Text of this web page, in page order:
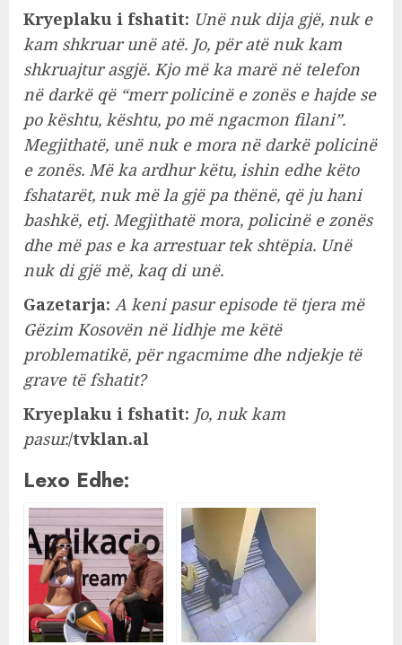
Kryeplaku i fshatit: Unë nuk dija gjë, nuk e
kam shkruar unë atë. Jo, për atë nuk kam
shkruajtur asgjë. Kjo më ka marë në telefon
në darkë që “merr policinë e zonës e hajde se
po kështu, kështu, po më ngacmon filani”.
Megjithatë, unë nuk e mora në darkë policinë
e zonës. Më ka ardhur këtu, ishin edhe këto
fshatarët, nuk më la gjë pa thënë, që ju hani
bashkë, etj. Megjithatë mora, policinë e zonës
dhe më pas e ka arrestuar tek shtëpia. Unë
nuk di gjë më, kaq di unë.
Gazetarja: A keni pasur episode të tjera më
Gëzim Kosovën në lidhje me këtë
problematikë, për ngacmime dhe ndjekje të
grave të fshatit?
Kryeplaku i fshatit: Jo, nuk kam
pasur./tvklan.al
Lexo Edhe: